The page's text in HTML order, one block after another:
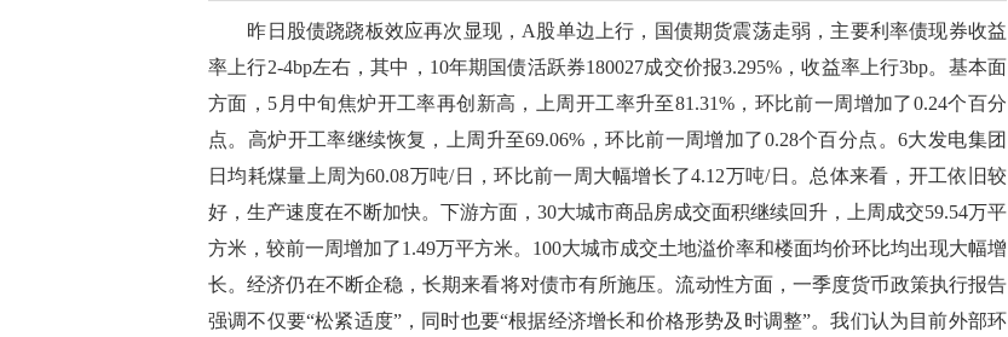
昨日股债跷跷板效应再次显现，A股单边上行，国债期货震荡走弱，主要利率债现券收益
率上行2-4bp左右，其中，10年期国债活跃券180027成交价报3.295%，收益率上行3bp。基本面
方面，5月中旬焦炉开工率再创新高，上周开工率升至81.31%，环比前一周增加了0.24个百分
点。高炉开工率继续恢复，上周升至69.06%，环比前一周增加了0.28个百分点。6大发电集团
日均耗煤量上周为60.08万吨/日，环比前一周大幅增长了4.12万吨/日。总体来看，开工依旧较
好，生产速度在不断加快。下游方面，30大城市商品房成交面积继续回升，上周成交59.54万平
方米，较前一周增加了1.49万平方米。100大城市成交土地溢价率和楼面均价环比均出现大幅增
长。经济仍在不断企稳，长期来看将对债市有所施压。流动性方面，一季度货币政策执行报告
强调不仅要“松紧适度”，同时也要“根据经济增长和价格形势及时调整”。我们认为目前外部环